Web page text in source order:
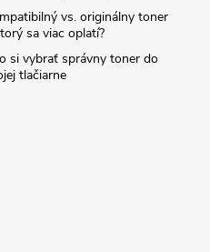
vs. originálny toner
sa viac oplatí?
si vybrať správny toner do
tlačiarne